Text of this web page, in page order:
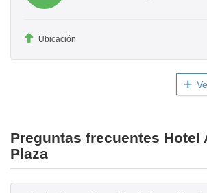
Ubicación
Preguntas frecuentes Hotel
Plaza